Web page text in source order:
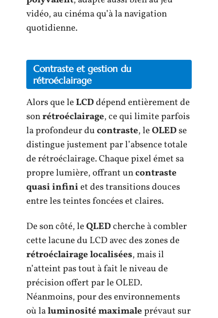
vidéo, au cinéma qu’à la navigation
quotidienne.
Contraste et gestion du
rétroéclairage
Alors que leLCDdépend entièrement de
sonrétroéclairage, ce qui limite parfois
la profondeur ducontraste, leOLEDse
distingue justement par l’absence totale
de rétroéclairage. Chaque pixel émet sa
propre lumière, offrant uncontraste
quasi infiniet des transitions douces
entre les teintes foncées et claires.
De son côté, leQLEDcherche à combler
cette lacune du LCD avec des zones de
rétroéclairage localisées, mais il
n’atteint pas tout à fait le niveau de
précision offert par le OLED.
Néanmoins, pour des environnements
où laluminosité maximaleprévaut sur